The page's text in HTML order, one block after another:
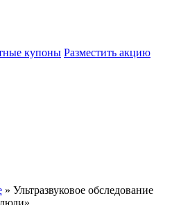
купоны Разместить акцию
» Ультразвуковое обследование